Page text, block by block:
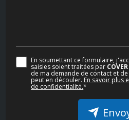
En soumettant ce formulaire,
saisies soient traitées par
de ma demande de contact et
peut en découler. En savoir plus
de confidentialité.*